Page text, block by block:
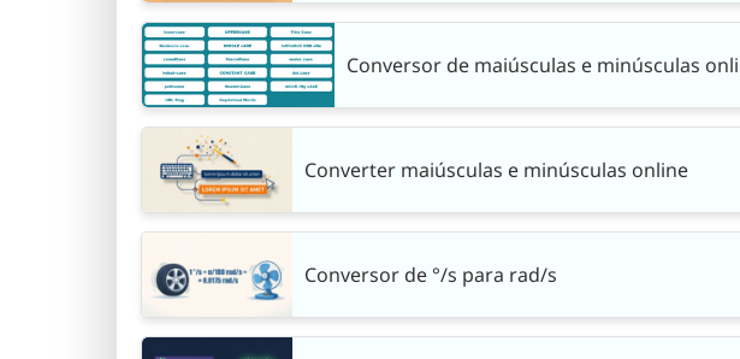
Conversor de maiúsculas e minúsculas
Converter maiúsculas e minúsculas online
Conversor de °/s para rad/s